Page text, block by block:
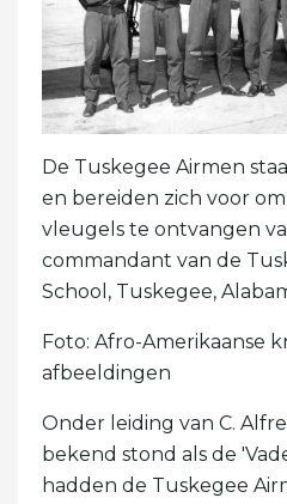
De Tuskegee Airmen
en bereiden zich voor om
vleugels te ontvangen
commandant van de
School, Tuskegee,
Foto: Afro-Amerikaanse
afbeeldingen
Onder leiding van C.
bekend stond als de
hadden de Tuskegee